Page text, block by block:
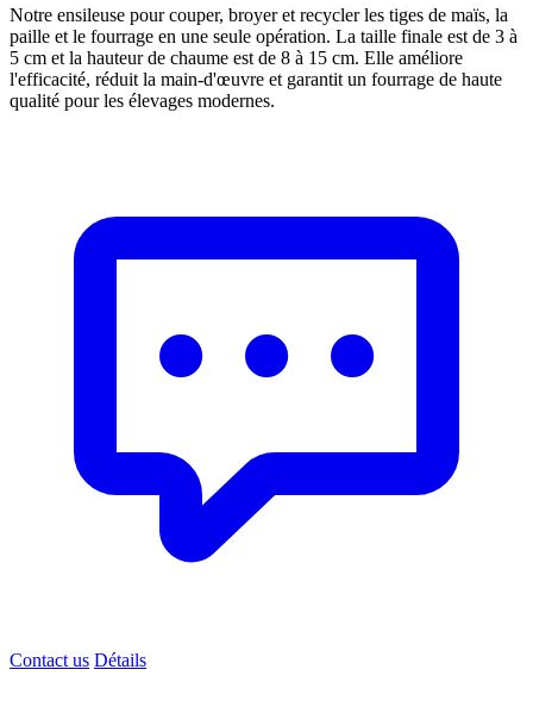
Notre ensileuse pour couper, broyer et recycler les tiges de maïs, la
paille et le fourrage en une seule opération. La taille finale est de 3 à
5 cm et la hauteur de chaume est de 8 à 15 cm. Elle améliore
l'efficacité, réduit la main-d'œuvre et garantit un fourrage de haute
qualité pour les élevages modernes.
Contact us Détails